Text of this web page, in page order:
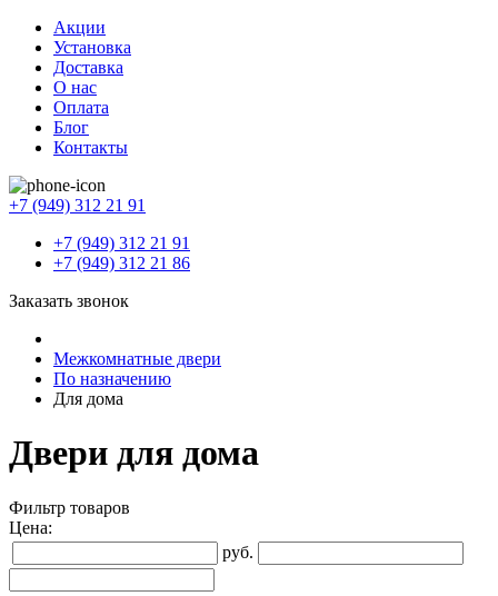
Акции
Установка
Доставка
О нас
Оплата
Блог
Контакты
+7 (949) 312 21 91
+7 (949) 312 21 91
+7 (949) 312 21 86
Заказать звонок
Межкомнатные двери
По назначению
Для дома
Двери для дома
Фильтр товаров
Цена:
руб.